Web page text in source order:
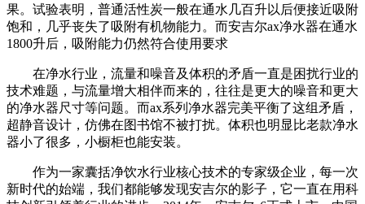
果。试验表明，普通活性炭一般在通水几百升以后便接近吸附
饱和，几乎丧失了吸附有机物能力。而安吉尔ax净水器在通水
1800升后，吸附能力仍然符合使用要求
在净水行业，流量和噪音及体积的矛盾一直是困扰行业的
技术难题，与流量增大相伴而来的，往往是更大的噪音和更大
的净水器尺寸等问题。而ax系列净水器完美平衡了这组矛盾，
超静音设计，仿佛在图书馆不被打扰。体积也明显比老款净水
器小了很多，小橱柜也能安装。
作为一家囊括净饮水行业核心技术的专家级企业，每一次
新时代的始端，我们都能够发现安吉尔的影子，它一直在用科